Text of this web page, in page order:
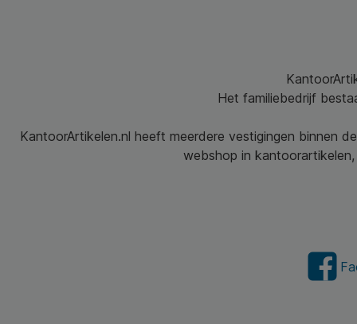
Het familiebedrijf
KantoorArtikelen.nl heeft meerdere vestigingen binnen
webshop in